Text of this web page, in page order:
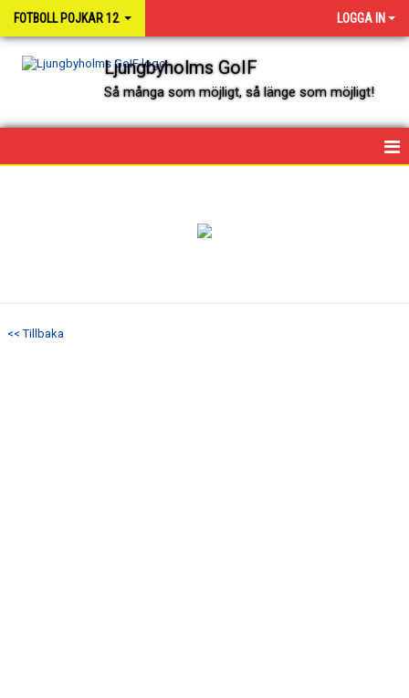
FOTBOLL POJKAR 12 LOGGA IN
Ljungbyholms GoIF
Så många som möjligt, så länge som möjligt!
MATCHER
<< Tillbaka